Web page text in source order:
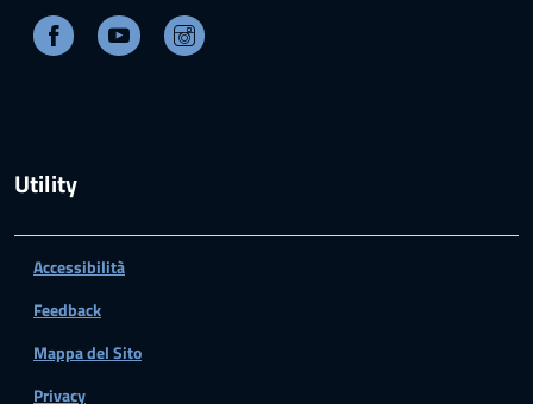
Facebook Youtube
Utility
Accessibilità
Feedback
Mappa del Sito
Privacy